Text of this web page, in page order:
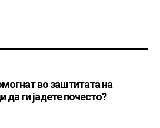
во заштитата на
ги јадете почесто?